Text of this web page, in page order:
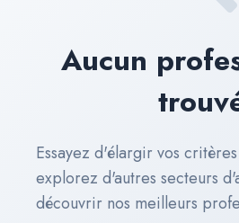
Aucun
Essayez d'élargir vos
explorez d'autres secteurs
découvrir nos meilleurs